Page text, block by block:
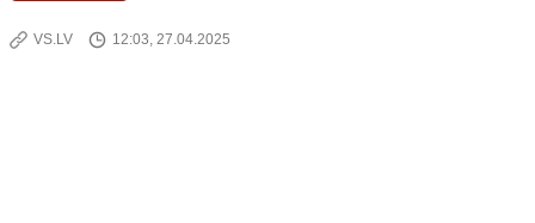
VS.LV 12:03, 27.04.2025